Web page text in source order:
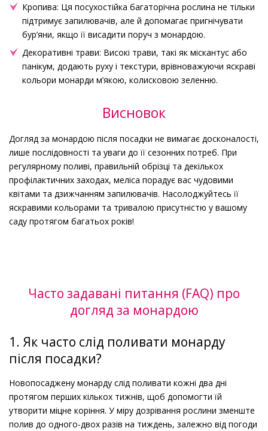
Кропива: Ця посухостійка багаторічна рослина не тільки
підтримує запилювачів, але й допомагає пригнічувати
бур’яни, якщо її висадити поруч з монардою.
Декоративні трави: Високі трави, такі як міскантус або
панікум, додають руху і текстури, врівноважуючи яскраві
кольори монарди м’якою, колисковою зеленню.
Висновок
Догляд за монардою після посадки не вимагає досконалості,
лише послідовності та уваги до її сезонних потреб. При
регулярному поливі, правильній обрізці та декількох
профілактичних заходах, меліса порадує вас чудовими
квітами та дзижчанням запилювачів. Насолоджуйтесь її
яскравими кольорами та тривалою присутністю у вашому
саду протягом багатьох років!
Часто задавані питання (FAQ) про
догляд за монардою
1. Як часто слід поливати монарду
після посадки?
Новопосаджену монарду слід поливати кожні два дні
протягом перших кількох тижнів, щоб допомогти їй
утворити міцне коріння. У міру дозрівання рослини зменште
полив до одного-двох разів на тиждень, залежно від погоди